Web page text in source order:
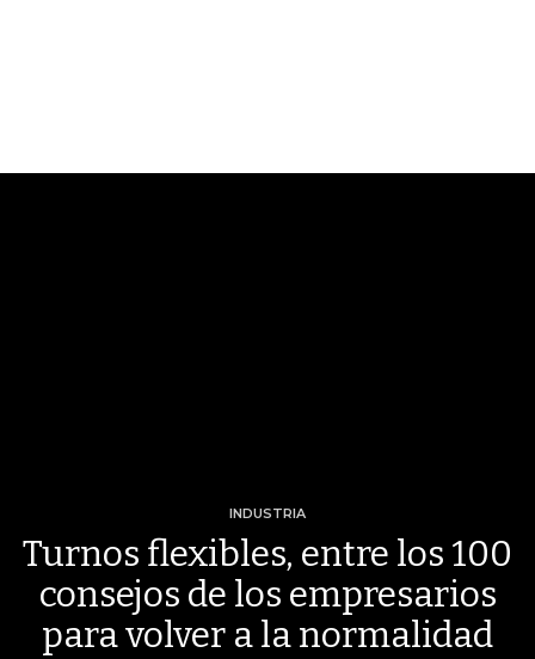
INDUSTRIA
Turnos flexibles, entre los 100
consejos de los empresarios
para volver a la normalidad